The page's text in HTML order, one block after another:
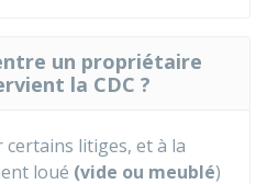
un propriétaire
la CDC ?
litiges, et à la
loué (vide ou meublé)